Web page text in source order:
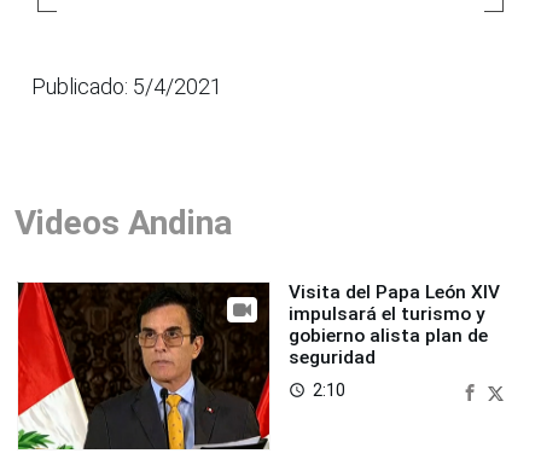
Publicado: 5/4/2021
Videos Andina
Visita del Papa León XIV
impulsará el turismo y
gobierno alista plan de
seguridad
access_time 2:10